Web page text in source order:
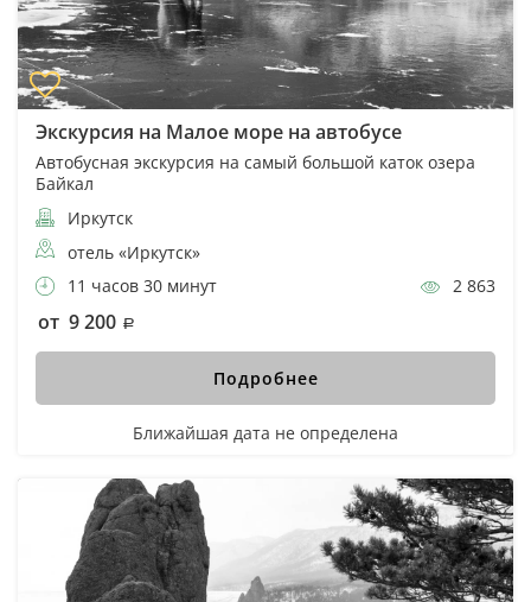
Экскурсия на Малое море на автобусе
Автобусная экскурсия на самый большой каток озера
Байкал
Иркутск
отель «Иркутск»
11 часов 30 минут
2 863
от 9 200
Подробнее
Ближайшая дата не определена